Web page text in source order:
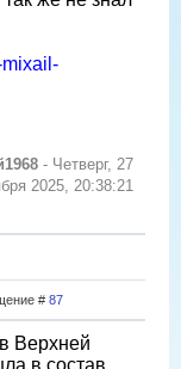
- Четверг, 27
2025, 20:38:21
# 87
Верхней
в состав